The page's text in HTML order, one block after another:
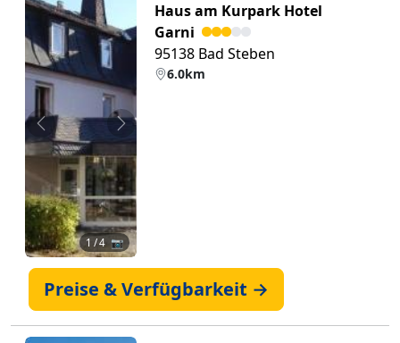
Zurück Weiter
1 / 4 📷
Haus am Kurpark Hotel
Garni
95138 Bad Steben
6.0km
Preise & Verfügbarkeit →